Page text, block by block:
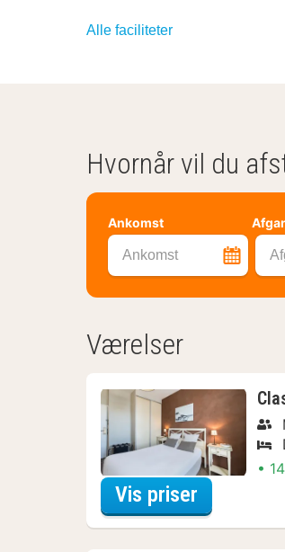
Alle faciliteter
Hvornår vil du
Ankomst
Ankomst
Værelser
Vis priser